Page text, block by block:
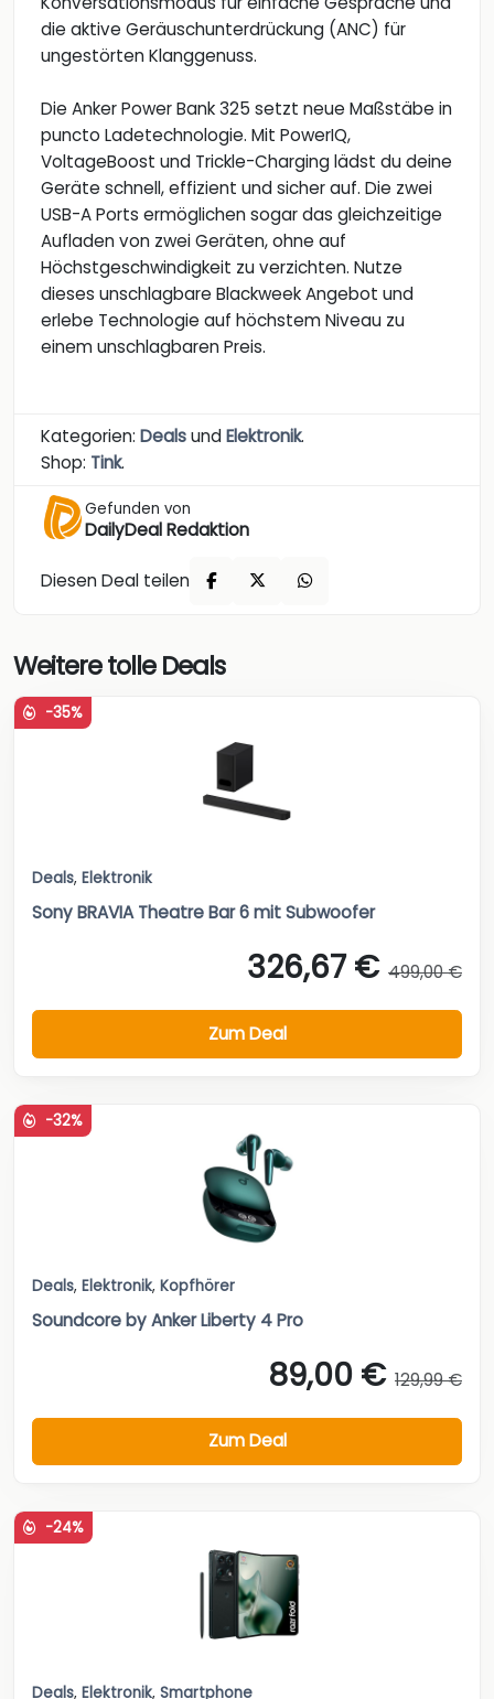
die aktive Geräuschunterdrückung (ANC) für
ungestörten Klanggenuss.
Die Anker Power Bank 325 setzt neue Maßstäbe in
puncto Ladetechnologie. Mit PowerIQ,
VoltageBoost und Trickle-Charging lädst du deine
Geräte schnell, effizient und sicher auf. Die zwei
USB-A Ports ermöglichen sogar das gleichzeitige
Aufladen von zwei Geräten, ohne auf
Höchstgeschwindigkeit zu verzichten. Nutze
dieses unschlagbare Blackweek Angebot und
erlebe Technologie auf höchstem Niveau zu
einem unschlagbaren Preis.
Kategorien: DealsundElektronik.
Shop: Tink.
Gefunden von
DailyDeal Redaktion
Diesen Deal teilen
Weitere tolle Deals
-35%
Deals, Elektronik
Sony BRAVIA Theatre Bar 6 mit Subwoofer
326,67 € 499,00 €
Zum Deal
-32%
Deals, Elektronik, Kopfhörer
Soundcore by Anker Liberty 4 Pro
89,00 € 129,99 €
Zum Deal
-24%
Deals, Elektronik, Smartphone